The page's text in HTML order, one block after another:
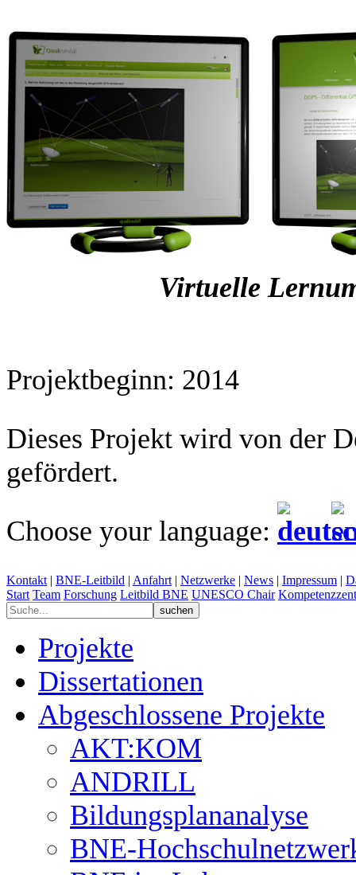
Virtuelle
Projektbeginn: 2014
Dieses Projekt wird von der
gefördert.
Choose your language:
Kontakt | BNE-Leitbild | Anfahrt | Netzwerke | News | Impressum |
Start Team Forschung Leitbild BNE UNESCO Chair
Projekte
Dissertationen
Abgeschlossene Projekte
AKT:KOM
ANDRILL
Bildungsplananalyse
BNE-